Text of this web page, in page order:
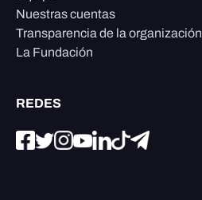
Nuestras cuentas
Transparencia de la organización
La Fundación
REDES